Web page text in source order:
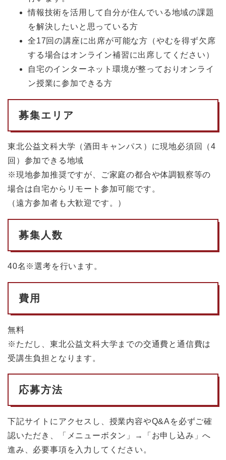
情報技術を活用して自分が住んでいる地域の課題
を解決したいと思っている方
全17回の講座に出席が可能な方（やむを得ず欠席
する場合はオンライン補習に出席してください）
自宅のインターネット環境が整っておりオンライ
ン授業に参加できる方
募集エリア
東北公益文科大学（酒田キャンパス）に現地必須回（4
回）参加できる地域
※現地参加推奨ですが、ご家庭の都合や体調観察等の
場合は自宅からリモート参加可能です。
（遠方参加者も大歓迎です。）
募集人数
40名※選考を行います。
費用
無料
※ただし、東北公益文科大学までの交通費と通信費は
受講生負担となります。
応募方法
下記サイトにアクセスし、授業内容やQ&Aを必ずご確
認いただき、「メニューボタン」→「お申し込み」へ
進み、必要事項を入力してください。